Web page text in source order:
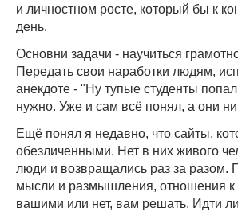
и личностном росте, который бы к
день.
Основни задачи - научиться
Передать свои наработки людям,
анекдоте - "Ну тупые студенты
нужно. Уже и сам всё понял, а они
Ещё понял я недавно, что сайты,
обезличенными. Нет в них живого
люди и возвращались раз за разом.
мысли и размышления, отношения к
вашими или нет, вам решать. Идти